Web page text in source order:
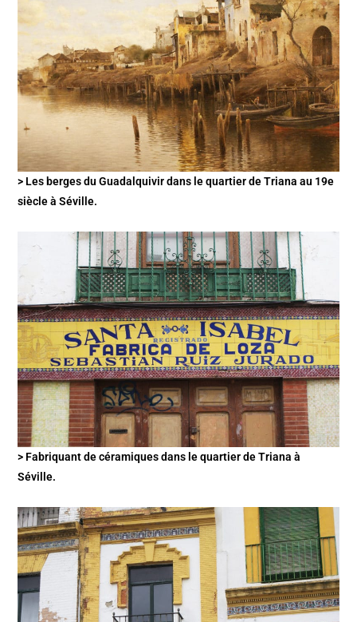
> Les berges du Guadalquivir dans le quartier de Triana au 19e
siècle à Séville.
> Fabriquant de céramiques dans le quartier de Triana à
Séville.